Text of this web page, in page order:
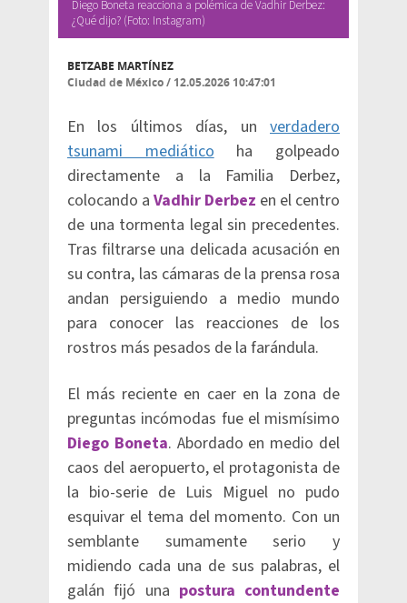
Diego Boneta reacciona a polémica de Vadhir Derbez:
¿Qué dijo? (Foto: Instagram)
BETZABE MARTÍNEZ
Ciudad de México/ 12.05.2026 10:47:01
En los últimos días, un verdadero
tsunami mediáticoha golpeado
directamente a la Familia Derbez,
colocando a Vadhir Derbez en el centro
de una tormenta legal sin precedentes.
Tras filtrarse una delicada acusación en
su contra, las cámaras de la prensa rosa
andan persiguiendo a medio mundo
para conocer las reacciones de los
rostros más pesados de la farándula.
El más reciente en caer en la zona de
preguntas incómodas fue el mismísimo
Diego Boneta. Abordado en medio del
caos del aeropuerto, el protagonista de
la bio-serie de Luis Miguel no pudo
esquivar el tema del momento. Con un
semblante sumamente serio y
midiendo cada una de sus palabras, el
galán fijó una postura contundente